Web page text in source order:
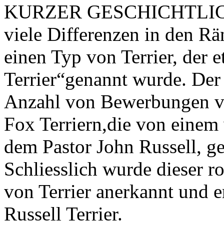
KURZER
viele Differenzen in den
einen Typ von Terrier, der
Terrier“genannt wurde.
Anzahl von Bewerbungen
Fox Terriern,die von
dem Pastor John Russell,
Schliesslich wurde dieser
von Terrier anerkannt und
Russell Terrier.